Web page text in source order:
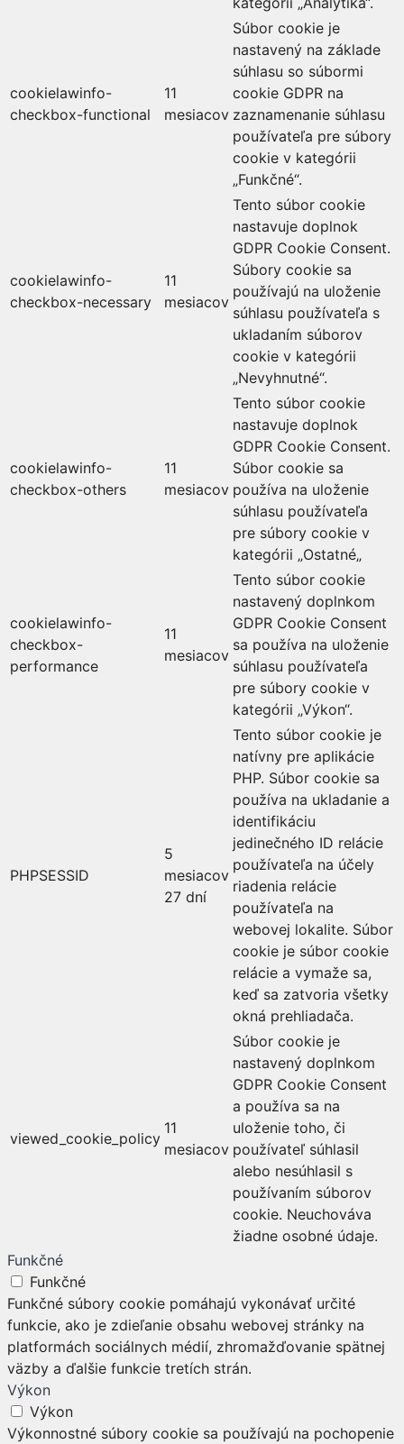
cookielawinfo-
checkbox-functional
11
mesiacov
Súbor cookie je
nastavený na základe
súhlasu so súbormi
cookie GDPR na
zaznamenanie súhlasu
používateľa pre súbory
cookie v kategórii
„Funkčné“.
cookielawinfo-
checkbox-necessary
11
mesiacov
Tento súbor cookie
nastavuje doplnok
GDPR Cookie Consent.
Súbory cookie sa
používajú na uloženie
súhlasu používateľa s
ukladaním súborov
cookie v kategórii
„Nevyhnutné“.
cookielawinfo-
checkbox-others
11
mesiacov
Tento súbor cookie
nastavuje doplnok
GDPR Cookie Consent.
Súbor cookie sa
používa na uloženie
súhlasu používateľa
pre súbory cookie v
kategórii „Ostatné„
cookielawinfo-
checkbox-
performance
11
mesiacov
Tento súbor cookie
nastavený doplnkom
GDPR Cookie Consent
sa používa na uloženie
súhlasu používateľa
pre súbory cookie v
kategórii „Výkon“.
PHPSESSID
5
mesiacov
27 dní
Tento súbor cookie je
natívny pre aplikácie
PHP. Súbor cookie sa
používa na ukladanie a
identifikáciu
jedinečného ID relácie
používateľa na účely
riadenia relácie
používateľa na
webovej lokalite. Súbor
cookie je súbor cookie
relácie a vymaže sa,
keď sa zatvoria všetky
okná prehliadača.
viewed_cookie_policy
11
mesiacov
Súbor cookie je
nastavený doplnkom
GDPR Cookie Consent
a používa sa na
uloženie toho, či
používateľ súhlasil
alebo nesúhlasil s
používaním súborov
cookie. Neuchováva
žiadne osobné údaje.
Funkčné
Funkčné
Funkčné súbory cookie pomáhajú vykonávať určité
funkcie, ako je zdieľanie obsahu webovej stránky na
platformách sociálnych médií, zhromažďovanie spätnej
väzby a ďalšie funkcie tretích strán.
Výkon
Výkon
Výkonnostné súbory cookie sa používajú na pochopenie